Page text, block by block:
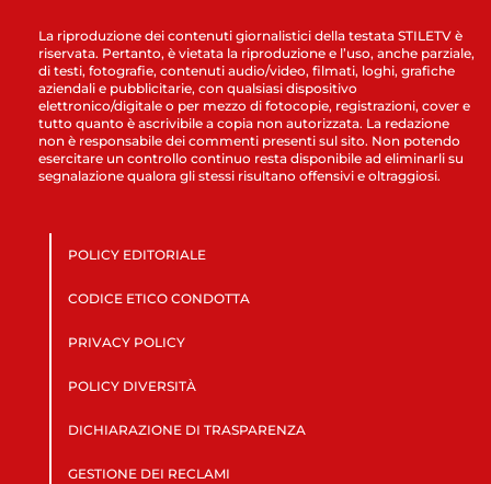
La riproduzione dei contenuti giornalistici della testata STILETV è
riservata. Pertanto, è vietata la riproduzione e l’uso, anche parziale,
di testi, fotografie, contenuti audio/video, filmati, loghi, grafiche
aziendali e pubblicitarie, con qualsiasi dispositivo
elettronico/digitale o per mezzo di fotocopie, registrazioni, cover e
tutto quanto è ascrivibile a copia non autorizzata. La redazione
non è responsabile dei commenti presenti sul sito. Non potendo
esercitare un controllo continuo resta disponibile ad eliminarli su
segnalazione qualora gli stessi risultano offensivi e oltraggiosi.
POLICY EDITORIALE
CODICE ETICO CONDOTTA
PRIVACY POLICY
POLICY DIVERSITÀ
DICHIARAZIONE DI TRASPARENZA
GESTIONE DEI RECLAMI